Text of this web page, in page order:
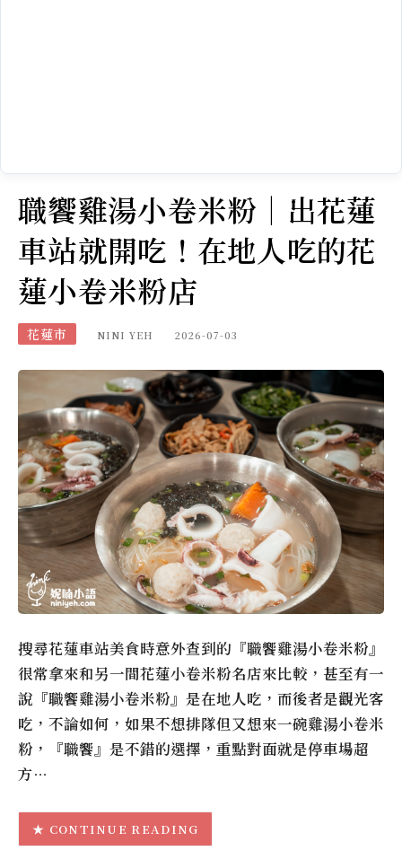
職饗雞湯小卷米粉｜出花蓮
車站就開吃！在地人吃的花
蓮小卷米粉店
花蓮市 NINI YEH 2026-07-03
搜尋花蓮車站美食時意外查到的『職饗雞湯小卷米粉』
很常拿來和另一間花蓮小卷米粉名店來比較，甚至有一
說『職饗雞湯小卷米粉』是在地人吃，而後者是觀光客
吃，不論如何，如果不想排隊但又想來一碗雞湯小卷米
粉，『職饗』是不錯的選擇，重點對面就是停車場超
方…
CONTINUE READING